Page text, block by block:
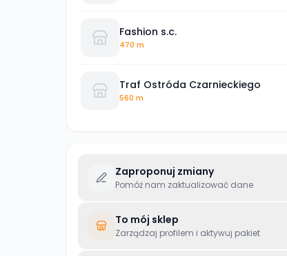
Fashion s.c.
470 m
Traf Ostróda Czarnieckiego
560 m
Zaproponuj zmiany
Pomóż nam zaktualizować dane
To mój sklep
Zarządzaj profilem i aktywuj pakiet